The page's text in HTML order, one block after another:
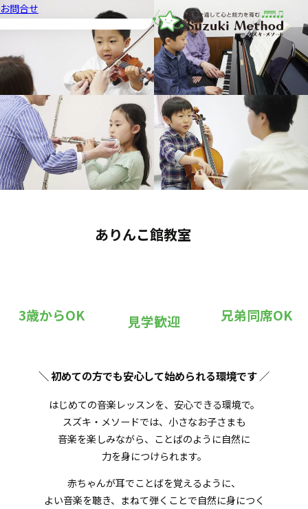
音楽教室スズキ・メソード | 公益
お問合せ
ありんこ館教室
3歳からOK 見学歓迎 兄弟同席OK
＼ 初めての方でも安心して始められる環境です／
はじめての音楽レッスンを、安心できる環境で。
スズキ・メソードでは、小さなお子さまも
音楽を楽しみながら、ことばのように自然に
力を身につけられます。
赤ちゃんが耳でことばを覚えるように、
よい音楽を聴き、まねて弾くことで自然に身につく